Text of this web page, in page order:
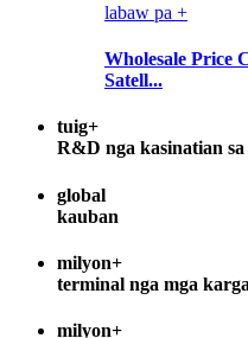
labaw pa +
Wholesale Price
Satell...
tuig+
R&D nga kasinatian
global
kauban
milyon+
terminal nga mga
milyon+